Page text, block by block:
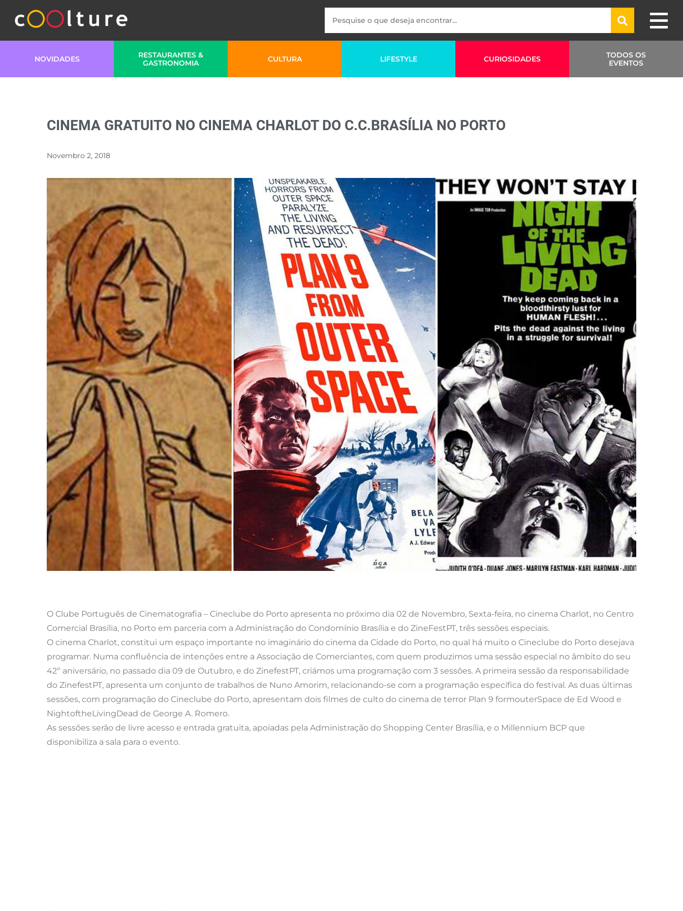
NOVIDADES
RESTAURANTES &
GASTRONOMIA
CULTURA LIFESTYLE CURIOSIDADES
TODOS OS
EVENTOS
CINEMA GRATUITO NO CINEMA CHARLOT DO C.C.BRASÍLIA NO PORTO
Novembro 2, 2018
O Clube Português de Cinematografia – Cineclube do Porto apresenta no próximo dia 02 de Novembro, Sexta-feira, no cinema Charlot, no Centro
Comercial Brasília, no Porto em parceria com a Administração do Condomínio Brasília e do ZineFestPT, três sessões especiais.
O cinema Charlot, constitui um espaço importante no imaginário do cinema da Cidade do Porto, no qual há muito o Cineclube do Porto desejava
programar. Numa confluência de intenções entre a Associação de Comerciantes, com quem produzimos uma sessão especial no âmbito do seu
42º aniversário, no passado dia 09 de Outubro, e do ZinefestPT, criámos uma programação com 3 sessões. A primeira sessão da responsabilidade
do ZinefestPT, apresenta um conjunto de trabalhos de Nuno Amorim, relacionando-se com a programação específica do festival. As duas últimas
sessões, com programação do Cineclube do Porto, apresentam dois filmes de culto do cinema de terror Plan 9 formouterSpace de Ed Wood e
NightoftheLivingDead de George A. Romero.
As sessões serão de livre acesso e entrada gratuita, apoiadas pela Administração do Shopping Center Brasília, e o Millennium BCP que
disponibiliza a sala para o evento.